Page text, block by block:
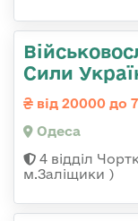
Сили
від 20000 до
Одеса
4 відділ
м.Заліщики )